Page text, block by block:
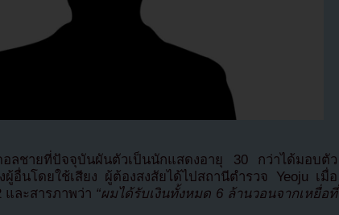
อลชายที่ปัจจุบันผันตัวเป็นนักแสดงอายุ 30 กว่าได้มอบตัว
อื่นโดยใช้เสียง ผู้ต้องสงสัยได้ไปสถานีตำรวจ Yeoju เมื่อ
และสารภาพว่า “ผมได้รับเงินทั้งหมด 6 ล้านวอนจากเหยื่อที่